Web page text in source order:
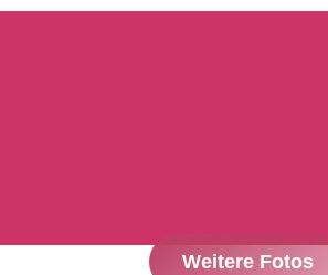
Weitere Fotos